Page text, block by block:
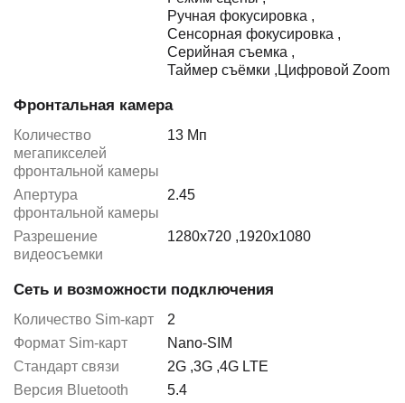
Ручная фокусировка ,
Сенсорная фокусировка ,
Серийная съемка ,
Таймер съёмки , Цифровой Zoom
Фронтальная камера
Количество
мегапикселей
фронтальной камеры
13 Мп
Апертура
фронтальной камеры
2.45
Разрешение
видеосъемки
1280x720 ,1920x1080
Сеть и возможности подключения
Количество Sim-карт
2
Формат Sim-карт
Nano-SIM
Стандарт связи
2G ,3G ,4G LTE
Версия Bluetooth
5.4